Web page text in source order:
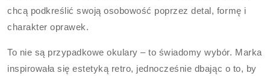
chcą podkreślić swoją osobowość poprzez detal, formę i
charakter oprawek.
To nie są przypadkowe okulary – to świadomy wybór. Marka
inspirowała się estetyką retro, jednocześnie dbając o to, by